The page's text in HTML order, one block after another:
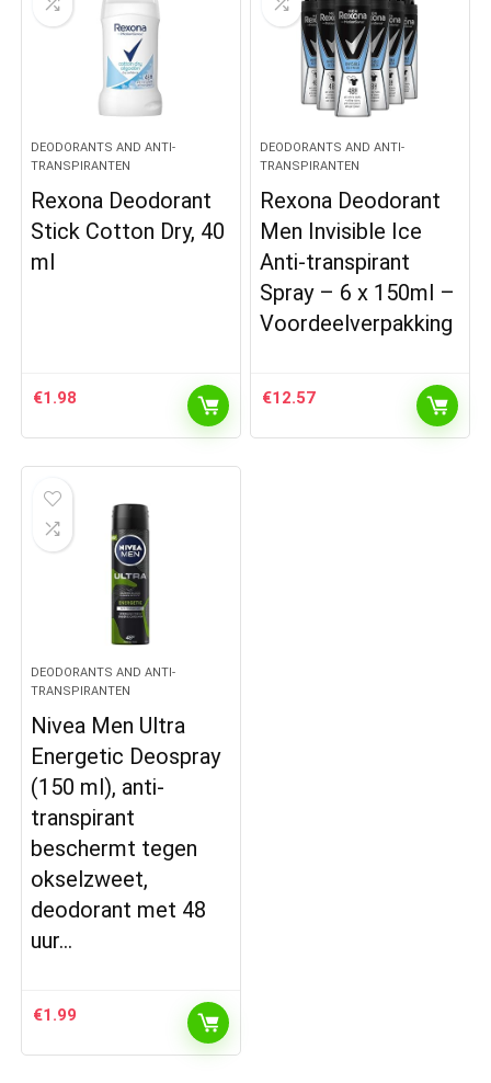
DEODORANTS AND ANTI-
TRANSPIRANTEN
Rexona Deodorant
Stick Cotton Dry, 40
ml
€1.98
DEODORANTS AND ANTI-
TRANSPIRANTEN
Rexona Deodorant
Men Invisible Ice
Anti-transpirant
Spray – 6 x 150ml –
Voordeelverpakking
€12.57
DEODORANTS AND ANTI-
TRANSPIRANTEN
Nivea Men Ultra
Energetic Deospray
(150 ml), anti-
transpirant
beschermt tegen
okselzweet,
deodorant met 48
uur…
€1.99